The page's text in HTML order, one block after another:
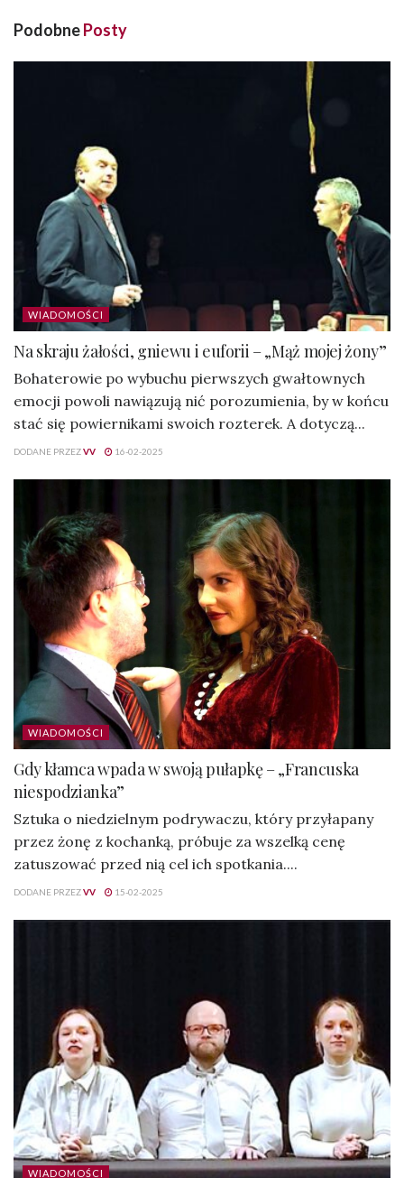
PodobnePosty
WIADOMOŚCI
Na skraju żałości, gniewu i euforii – „Mąż mojej żony”
Bohaterowie po wybuchu pierwszych gwałtownych
emocji powoli nawiązują nić porozumienia, by w końcu
stać się powiernikami swoich rozterek. A dotyczą...
DODANE PRZEZVV 16-02-2025
WIADOMOŚCI
Gdy kłamca wpada w swoją pułapkę – „Francuska
niespodzianka”
Sztuka o niedzielnym podrywaczu, który przyłapany
przez żonę z kochanką, próbuje za wszelką cenę
zatuszować przed nią cel ich spotkania....
DODANE PRZEZVV 15-02-2025
WIADOMOŚCI